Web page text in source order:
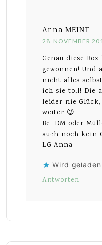
Anna MEINT
28. NOVEMBER
Genau diese
gewonnen! Und
nicht alles
ich sie toll! Die
leider nie
weiter 😉
Bei DM oder
auch noch kein
LG Anna
Wird
Antworten